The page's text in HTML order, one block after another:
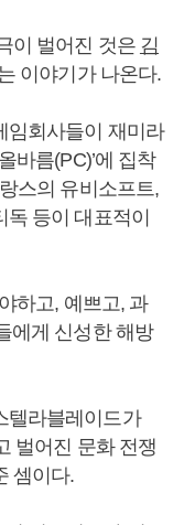
이 벌어진 것은 김
이야기가 나온다.
임회사들이 재미라
바름(PC)’에 집착
스의 유비소프트,
등이 대표적이
하고, 예쁘고, 과
에게 신성한 해방
텔라블레이드가
벌어진 문화 전쟁
셈이다.